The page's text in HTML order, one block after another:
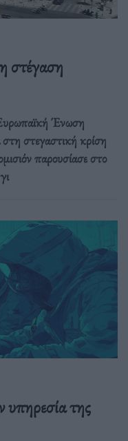
στέγαση
Ένωση
στη στεγαστική κρίση
παρουσίασε στο
της